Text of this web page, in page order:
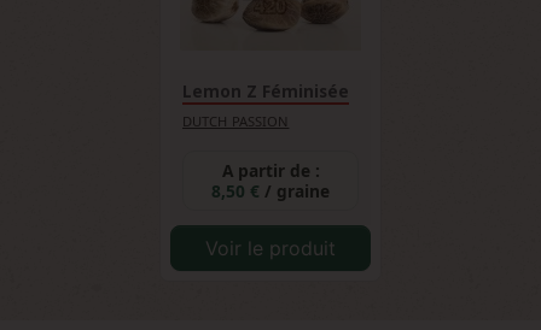
Lemon Z Féminisée
DUTCH PASSION
A partir de :
8,50 € / graine
Voir le produit